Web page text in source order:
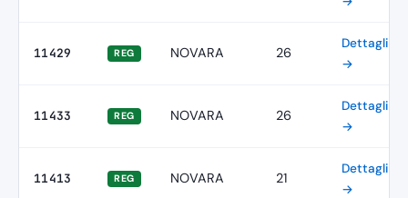
11429 REG NOVARA 26
Dettagli
→
11433 REG NOVARA 26
Dettagli
→
11413 REG NOVARA 21
Dettagli
→